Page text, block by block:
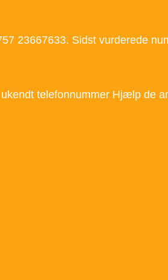
23667633. Sidst vurderede
telefonnummer Hjælp de